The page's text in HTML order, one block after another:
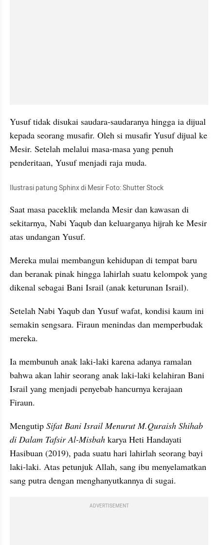
Yusuf tidak disukai saudara-saudaranya hingga ia dijual
kepada seorang musafir. Oleh si musafir Yusuf dijual ke
Mesir. Setelah melalui masa-masa yang penuh
penderitaan, Yusuf menjadi raja muda.
Ilustrasi patung Sphinx di Mesir Foto: Shutter Stock
Saat masa paceklik melanda Mesir dan kawasan di
sekitarnya, Nabi Yaqub dan keluarganya hijrah ke Mesir
atas undangan Yusuf.
Mereka mulai membangun kehidupan di tempat baru
dan beranak pinak hingga lahirlah suatu kelompok yang
dikenal sebagai Bani Israil (anak keturunan Israil).
Setelah Nabi Yaqub dan Yusuf wafat, kondisi kaum ini
semakin sengsara. Firaun menindas dan memperbudak
mereka.
Ia membunuh anak laki-laki karena adanya ramalan
bahwa akan lahir seorang anak laki-laki kelahiran Bani
Israil yang menjadi penyebab hancurnya kerajaan
Firaun.
Mengutip Sifat Bani Israil Menurut M.Quraish Shihab
di Dalam Tafsir Al-Misbah karya Heti Handayati
Hasibuan (2019), pada suatu hari lahirlah seorang bayi
laki-laki. Atas petunjuk Allah, sang ibu menyelamatkan
sang putra dengan menghanyutkannya di sugai.
ADVERTISEMENT